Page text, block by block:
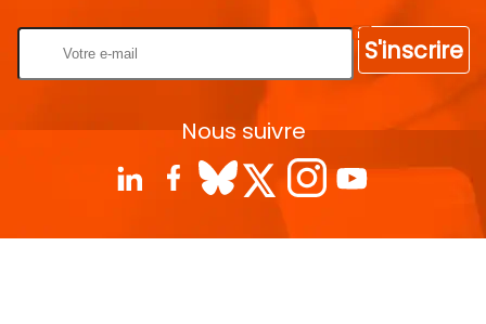
S'inscrire
Nous suivre